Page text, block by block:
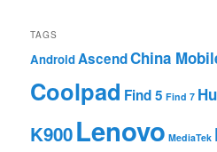
TAGS
AndroidAscendChina
Coolpad Find 5 Find 7
K900Lenovo MediaTek